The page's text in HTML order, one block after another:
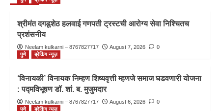
श्रीमंत दगडूशेठ हलवाई गणपती ट्रस्टची आरोग्य सेवा निश्चितच
प्रशंसनीय
Neelam kulkarni – 8767827717 August 7, 2026
0
पुणे
ब्रेकिंग न्यूज़
‘विनायकी’ विनायक निम्हण शिष्यवृत्ती म्हणजे समाज घडवणारी योजना
: पद्मविभूषण डॉ. शां. ब. मुजुमदार
Neelam kulkarni – 8767827717 August 6, 2026
0
पुणे
ब्रेकिंग न्यूज़